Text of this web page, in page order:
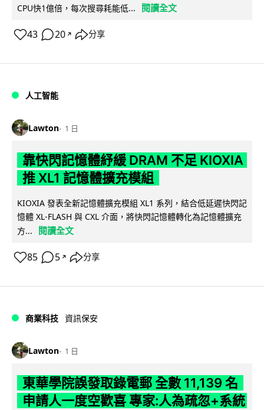
CPU快1億倍，每次搜尋耗能低...
閱讀全文
43 20 ↗ 分享
人工智能
Lawton 1 日
靠快閃記憶體紓緩 DRAM 不足 KIOXIA
推 XL1 記憶體擴充模組
KIOXIA 發表全新記憶體擴充模組 XL1 系列，結合低延遲快閃記
憶體 XL-FLASH 與 CXL 介面，將快閃記憶體轉化為記憶體擴充
方...
閱讀全文
85 5 ↗ 分享
商業科技 資訊保安
Lawton 1 日
東華學院誤發取錄電郵 全數 11,139 名
申請人一度空歡喜 專家:人為疏忽+系統